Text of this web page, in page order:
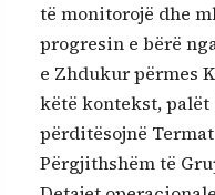
të monitorojë dhe
progresin e bërë
e Zhdukur përmes
këtë kontekst,
përditësojnë
Përgjithshëm të